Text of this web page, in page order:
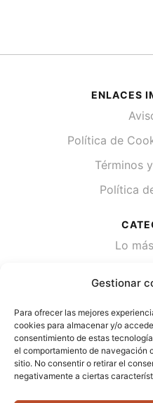
Gestionar
Para ofrecer las mejores
cookies para almacenar y/o
consentimiento de estas
el comportamiento de navegación
sitio. No consentir o retirar el
negativamente a ciertas
ENLACES
Política de
Términos
Política
Lo
Cami Primera